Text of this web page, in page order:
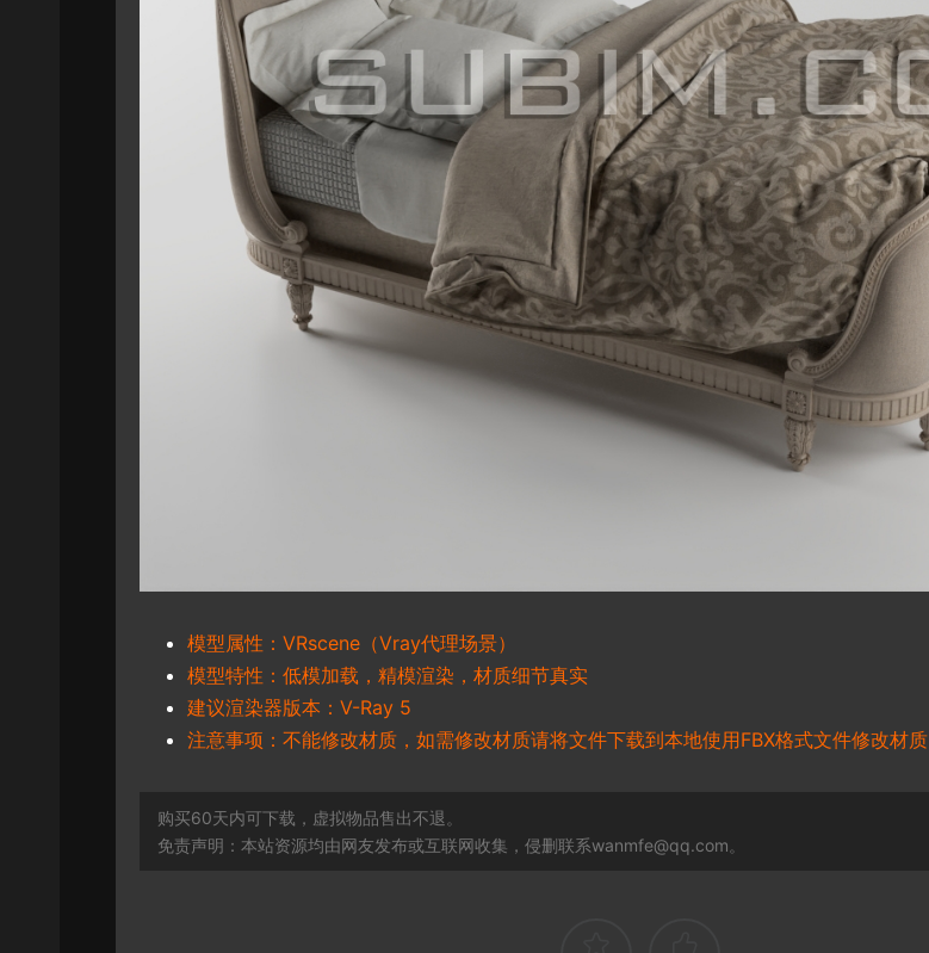
模型属性：VRscene（Vray代理场景）
模型特性：低模加载，精模渲染，材质细节真实
建议渲染器版本：V-Ray 5
注意事项：不能修改材质，如需修改材质请将文件下载到本地使用FBX格式文件修改材质
购买60天内可下载，虚拟物品售出不退。
免责声明：本站资源均由网友发布或互联网收集，侵删联系wanmfe@qq.com。